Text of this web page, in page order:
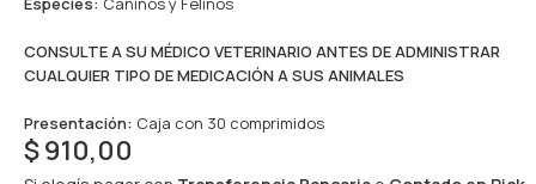
CONSULTE A SU MÉDICO VETERINARIO ANTES DE ADMINISTRAR
CUALQUIER TIPO DE MEDICACIÓN A SUS ANIMALES
Presentación: Caja con 30 comprimidos
$910,00